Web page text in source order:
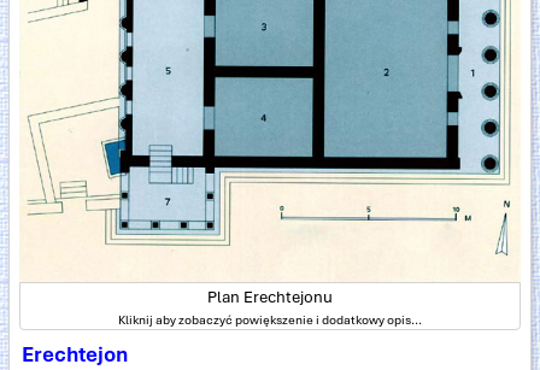
Plan Erechtejonu
Kliknij aby zobaczyć powiększenie i dodatkowy opis...
Erechtejon